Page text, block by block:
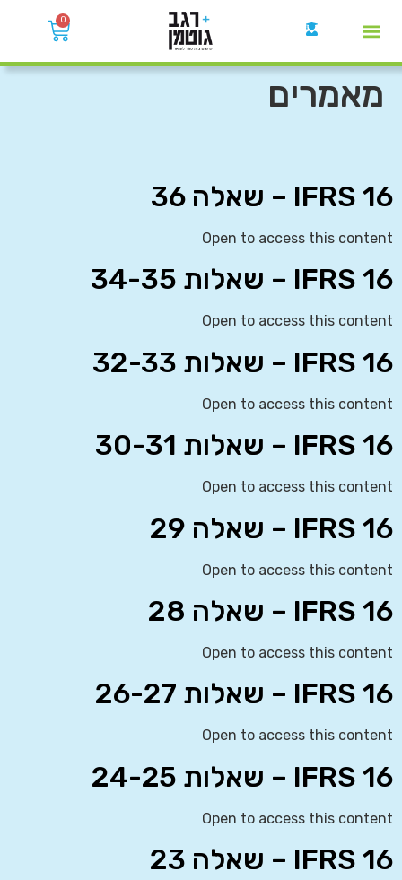
0
מאמרים
IFRS 16 – שאלה 36
Open to access this content
IFRS 16 – שאלות 34-35
Open to access this content
IFRS 16 – שאלות 32-33
Open to access this content
IFRS 16 – שאלות 30-31
Open to access this content
IFRS 16 – שאלה 29
Open to access this content
IFRS 16 – שאלה 28
Open to access this content
IFRS 16 – שאלות 26-27
Open to access this content
IFRS 16 – שאלות 24-25
Open to access this content
IFRS 16 – שאלה 23